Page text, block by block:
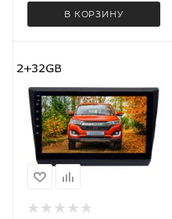
В КОРЗИНУ